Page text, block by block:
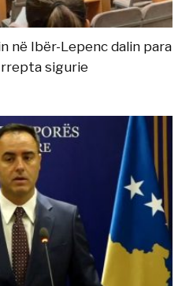
në Ibër-Lepenc dalin para
sigurie